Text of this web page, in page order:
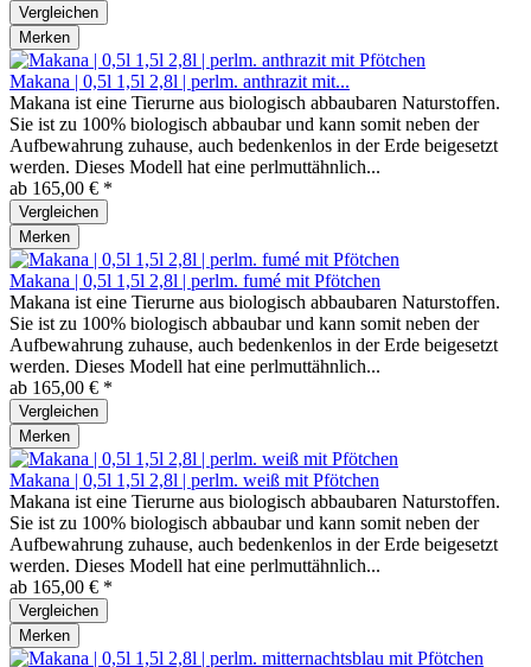
Vergleichen
Merken
Makana | 0,5l 1,5l 2,8l | perlm. anthrazit mit...
Makana ist eine Tierurne aus biologisch abbaubaren Naturstoffen.
Sie ist zu 100% biologisch abbaubar und kann somit neben der
Aufbewahrung zuhause, auch bedenkenlos in der Erde beigesetzt
werden. Dieses Modell hat eine perlmuttähnlich...
ab 165,00 € *
Vergleichen
Merken
Makana | 0,5l 1,5l 2,8l | perlm. fumé mit Pfötchen
Makana ist eine Tierurne aus biologisch abbaubaren Naturstoffen.
Sie ist zu 100% biologisch abbaubar und kann somit neben der
Aufbewahrung zuhause, auch bedenkenlos in der Erde beigesetzt
werden. Dieses Modell hat eine perlmuttähnlich...
ab 165,00 € *
Vergleichen
Merken
Makana | 0,5l 1,5l 2,8l | perlm. weiß mit Pfötchen
Makana ist eine Tierurne aus biologisch abbaubaren Naturstoffen.
Sie ist zu 100% biologisch abbaubar und kann somit neben der
Aufbewahrung zuhause, auch bedenkenlos in der Erde beigesetzt
werden. Dieses Modell hat eine perlmuttähnlich...
ab 165,00 € *
Vergleichen
Merken